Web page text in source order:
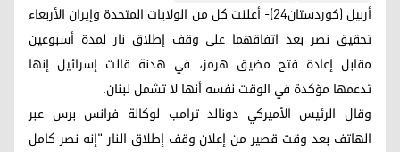
أربيل (كوردستان24)- أعلنت كل من الولايات المتحدة وإيران الأربعاء
تحقيق نصر بعد اتفاقهما على وقف إطلاق نار لمدة أسبوعين
مقابل إعادة فتح مضيق هرمز، في هدنة قالت إسرائيل إنها
تدعمها مؤكدة في الوقت نفسه أنها لا تشمل لبنان.
وقال الرئيس الأميركي دونالد ترامب لوكالة فرانس برس عبر
الهاتف بعد وقت قصير من إعلان وقف إطلاق النار "إنه نصر كامل